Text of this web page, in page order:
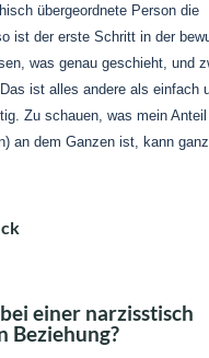
übergeordnete Person die
ist der erste Schritt in der
was genau geschieht, und
ist alles andere als einfach
Zu schauen, was mein Anteil
an dem Ganzen ist, kann
einer narzisstisch
Beziehung?